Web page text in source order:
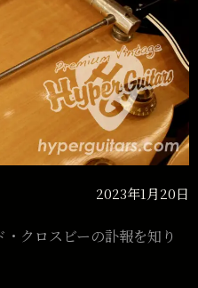
2023年1月20日
クロスビーの訃報を知り